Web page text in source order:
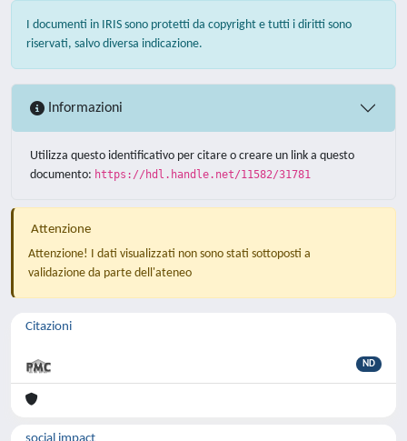
I documenti in IRIS sono protetti da copyright e tutti i diritti sono
riservati, salvo diversa indicazione.
Informazioni
Utilizza questo identificativo per citare o creare un link a questo
documento: https://hdl.handle.net/11582/31781
Attenzione
Attenzione! I dati visualizzati non sono stati sottoposti a
validazione da parte dell'ateneo
Citazioni
ND